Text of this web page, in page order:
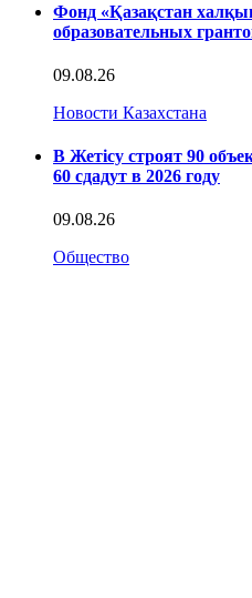
Фонд «Қазақстан
образовательных
09.08.26
Новости Казахстана
В Жетісу строят 90
60 сдадут в 2026 году
09.08.26
Общество